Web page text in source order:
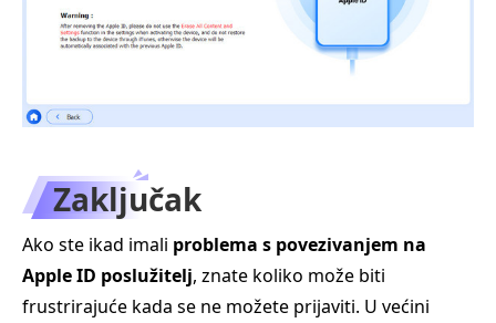
Zaključak
Ako ste ikad imali problema s povezivanjem na
Apple ID poslužitelj, znate koliko može biti
frustrirajuće kada se ne možete prijaviti. U većini